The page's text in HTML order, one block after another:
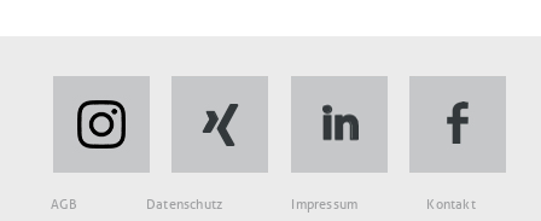
Fußbereich
AGB Datenschutz Impressum
Kontakt